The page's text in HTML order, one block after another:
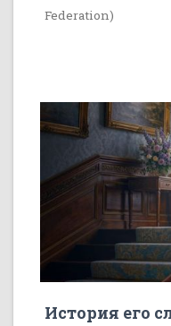
Federation)
История его